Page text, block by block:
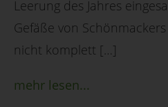
Leerung des Jahres
Gefäße von
nicht komplett […]
mehr lesen...